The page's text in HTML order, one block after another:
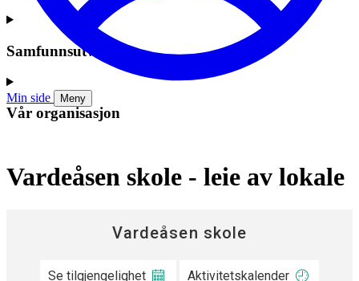
Min side Meny
Samfunnsutvikling
Vår organisasjon
Vardeåsen skole - leie av lokale